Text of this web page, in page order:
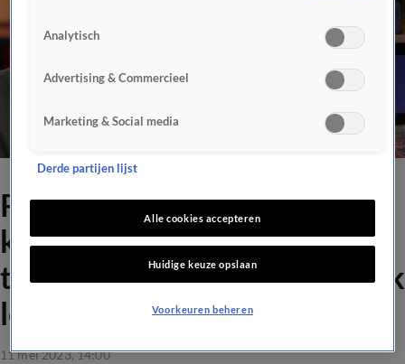
Renze Klamer reageert op
kritiek van Vandaag Inside-
tafel: 'Dan heb je een moeilijk
leven'
11 mei 2023, 14:00
Analytisch
Advertising & Commercieel
Marketing & Social media
Derde partijen lijst
Alle cookies accepteren
Huidige keuze opslaan
Voorkeuren beheren